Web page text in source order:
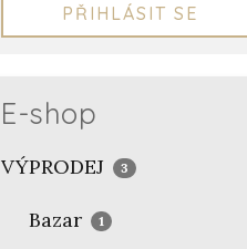
PŘIHLÁSIT SE
E-shop
VÝPRODEJ 3
Bazar 1